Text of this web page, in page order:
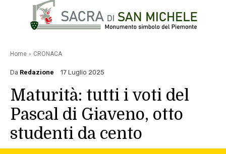
Home CRONACA
Da Redazione 17 Luglio 2025
Maturità: tutti i voti del
Pascal di Giaveno, otto
studenti da cento